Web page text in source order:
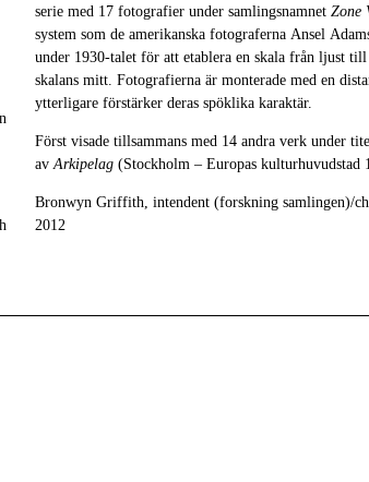
serie med 17 fotografier under samlingsnamnet Zone
system som de amerikanska fotograferna Ansel
under 1930-talet för att etablera en skala från ljust
skalans mitt. Fotografierna är monterade med en
ytterligare förstärker deras spöklika karaktär.
Först visade tillsammans med 14 andra verk under
avArkipelag (Stockholm – Europas kulturhuvudstad
Bronwyn Griffith, intendent (forskning samlingen)/
2012